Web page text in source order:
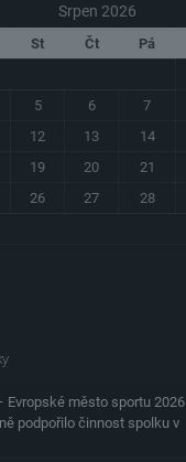
Srpen 2026
St Čt Pá
5 6 7
12 13 14
19 20 21
26 27 28
Evropské město sportu 2026
podpořilo činnost spolku v